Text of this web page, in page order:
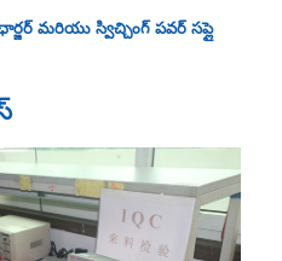
మరియు స్విచ్చింగ్ పవర్ సప్లై